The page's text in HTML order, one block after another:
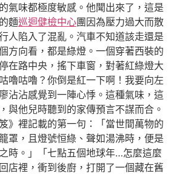
氣味都極度敏感。他聞出來了，這是
麵巡迴健檢中心團因為壓力過大而散
人陷入了混亂。汽車不知道該走還是
方向看，都是綠燈。一個穿著西裝的
在路中央，搖下車窗，對著紅綠燈大
嚕咕嚕？你倒是紅一下啊！我要向左
沾沾感覺到一陣心悸。這種氣味，這
與他兒時聽到的家傳預言不謀而合。
》裡記載的第一句：「當世間萬物的
罩，且燈號恒綠、聲如湯沸時，便是
時。」「七點五個地球年…怎麼這麼
店裡，衝到後廚，打開了一個藏在舊